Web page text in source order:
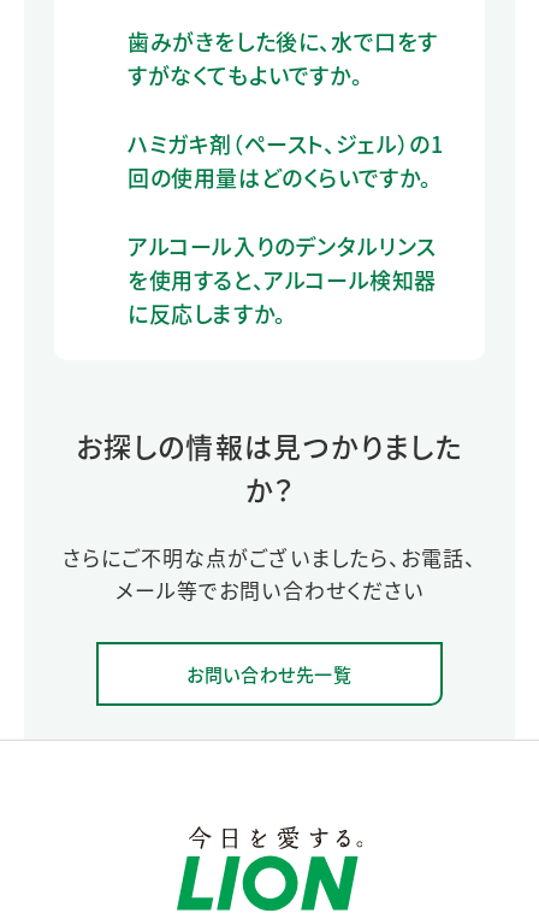
歯みがきをした後に、水で口をす
すがなくてもよいですか。
ハミガキ剤（ペースト、ジェル）の1
回の使用量はどのくらいですか。
アルコール入りのデンタルリンス
を使用すると、アルコール検知器
に反応しますか。
お探しの情報は見つかりました
か？
さらにご不明な点がございましたら、お電話、
メール等でお問い合わせください
お問い合わせ先一覧